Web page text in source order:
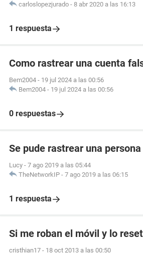
carloslopezjurado - 8 abr 2020 a las 16:13
1 respuesta
Como rastrear una cuenta
Bem2004 - 19 jul 2024 a las 00:56
Bem2004 - 19 jul 2024 a las 00:56
0 respuestas
Se pude rastrear una
Lucy - 7 ago 2019 a las 05:44
TheNetworkIP - 7 ago 2019 a las 06:15
1 respuesta
Si me roban el móvil y lo
cristhian17 - 18 oct 2013 a las 00:50